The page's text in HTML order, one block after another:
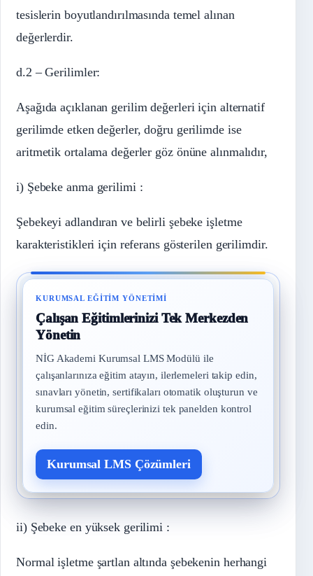
tesislerin boyutlandırılmasında temel alınan
değerlerdir.
d.2 – Gerilimler:
Aşağıda açıklanan gerilim değerleri için alternatif
gerilimde etken değerler, doğru gerilimde ise
aritmetik ortalama değerler göz önüne alınmalıdır,
i) Şebeke anma gerilimi :
Şebekeyi adlandıran ve belirli şebeke işletme
karakteristikleri için referans gösterilen gerilimdir.
KURUMSAL EĞITIM YÖNETIMI
Çalışan Eğitimlerinizi Tek Merkezden
Yönetin
NİG Akademi Kurumsal LMS Modülü ile
çalışanlarınıza eğitim atayın, ilerlemeleri takip edin,
sınavları yönetin, sertifikaları otomatik oluşturun ve
kurumsal eğitim süreçlerinizi tek panelden kontrol
edin.
Kurumsal LMS Çözümleri
ii) Şebeke en yüksek gerilimi :
Normal işletme şartlan altında şebekenin herhangi